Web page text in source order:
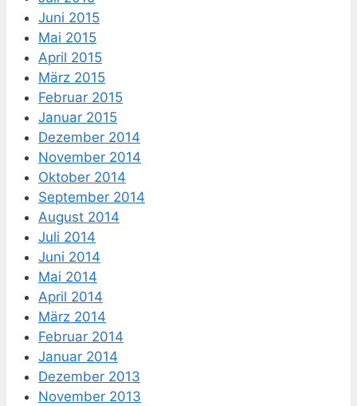
Juni 2015
Mai 2015
April 2015
März 2015
Februar 2015
Januar 2015
Dezember 2014
November 2014
Oktober 2014
September 2014
August 2014
Juli 2014
Juni 2014
Mai 2014
April 2014
März 2014
Februar 2014
Januar 2014
Dezember 2013
November 2013